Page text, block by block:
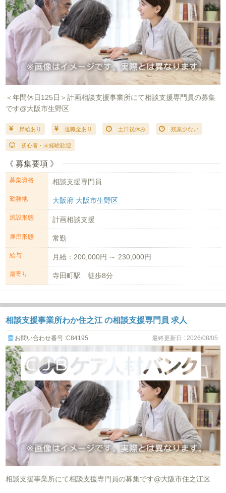
＜年間休日125日＞計画相談支援事業所にて相談支援専門員の募集
です@大阪市生野区
昇給あり 退職金あり 土日祝休み 残業少ない
初心者・未経験歓迎
《 募集要項 》
募集資格 相談支援専門員
勤務地 大阪府 大阪市生野区
施設形態 計画相談支援
雇用形態 常勤
給与 月給：200,000円 ～ 230,000円
最寄り 寺田町駅 徒歩8分
相談支援事業所わか住之江 の相談支援専門員 求人
お問い合わせ番号 :C84195 最終更新日 : 2026/08/05
相談支援事業所にて相談支援専門員の募集です@大阪市住之江区